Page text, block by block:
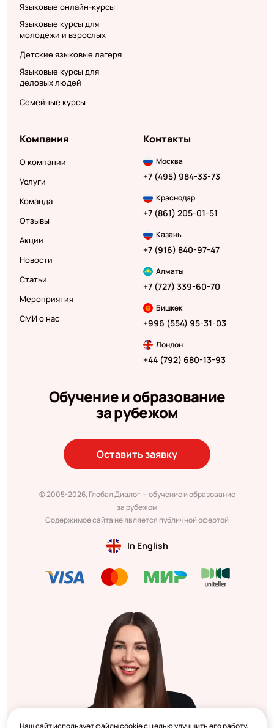
Языковые онлайн-курсы
Языковые курсы для
молодежи и взрослых
Детские языковые лагеря
Языковые курсы для
деловых людей
Семейные курсы
Компания
О компании
Услуги
Команда
Отзывы
Акции
Новости
Статьи
Мероприятия
СМИ о нас
Контакты
Москва
+7 (495) 984-33-73
Краснодар
+7 (861) 205-01-51
Казань
+7 (916) 840-97-47
Алматы
+7 (727) 339-60-70
Бишкек
+996 (554) 95-31-03
Лондон
+44 (792) 680-13-93
Обучение и образование
за рубежом
Оставить заявку
© 2005-2026, Глобал Диалог — обучение и образование
за рубежом
Содержимое сайта не является публичной офертой
In English
Наш сайт использует файлы cookie с целью улучшить его работу,